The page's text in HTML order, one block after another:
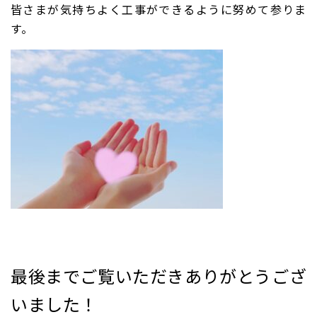
皆さまが気持ちよく工事ができるように努めて参りま
す。
最後までご覧いただきありがとうござ
いました！